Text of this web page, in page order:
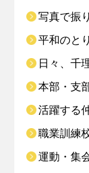
写真で振
平和のと
日々、千
本部・支
活躍する
職業訓練
運動・集